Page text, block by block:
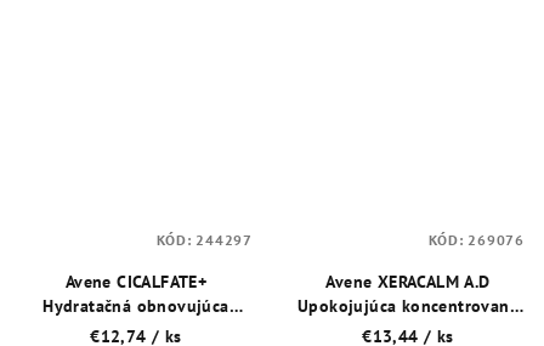
Avene CICALFATE+
Hydratačná obnovujúca
emulzia po povrchových
€12,74/ ks
KÓD: 244297
Avene XERACALM A.D
Upokojujúca koncentrovaná
starostlivosť pri atopii a
€13,44/ ks
KÓD: 269076